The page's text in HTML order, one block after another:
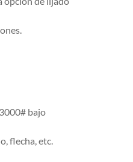
bajo
flecha, etc.